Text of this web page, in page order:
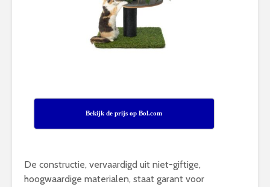
Bekijk de prijs op Bol.com
De constructie, vervaardigd uit niet-giftige,
hoogwaardige materialen, staat garant voor